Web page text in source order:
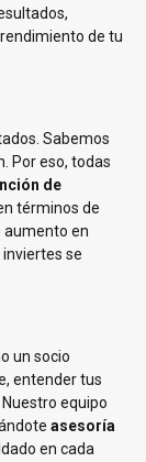
de tu
Sabemos
Por eso, todas
de
términos de
aumento en
se
un socio
entender tus
equipo
asesoría
en cada